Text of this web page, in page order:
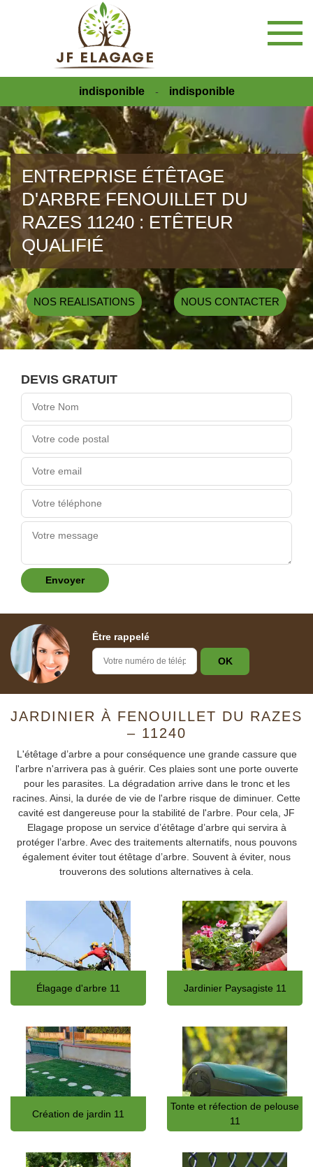
indisponible - indisponible
ENTREPRISE ÉTÊTAGE
D'ARBRE FENOUILLET DU
RAZES 11240 : ETÊTEUR
QUALIFIÉ
NOS REALISATIONS NOUS CONTACTER
DEVIS GRATUIT
Être rappelé
JARDINIER À FENOUILLET DU RAZES
– 11240
L'étêtage d’arbre a pour conséquence une grande cassure que
l'arbre n'arrivera pas à guérir. Ces plaies sont une porte ouverte
pour les parasites. La dégradation arrive dans le tronc et les
racines. Ainsi, la durée de vie de l'arbre risque de diminuer. Cette
cavité est dangereuse pour la stabilité de l'arbre. Pour cela, JF
Elagage propose un service d’étêtage d’arbre qui servira à
protéger l’arbre. Avec des traitements alternatifs, nous pouvons
également éviter tout étêtage d’arbre. Souvent à éviter, nous
trouverons des solutions alternatives à cela.
Élagage d'arbre 11 Jardinier Paysagiste 11
Création de jardin 11
Tonte et réfection de pelouse
11